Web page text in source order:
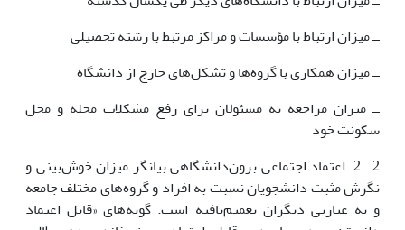
ــ میزان ارتباط با مؤسسات و مراکز مرتبط با رشته تحصیلی
ــ میزان همکاری با گروه‌ها و تشکل‌های خارج از دانشگاه
ــ میزان مراجعه به مسئولان برای رفع مشکلات محله و محل
سکونت خود
2 ـ 2. اعتماد اجتماعی برون‌دانشگاهی بیانگر میزان خوش‌بینی و
نگرش مثبت دانشجویان نسبت به افراد و گروه‌های مختلف جامعه
و به عبارتی دیگران تعمیم‌یافته است. گویه‌های «قابل اعتماد